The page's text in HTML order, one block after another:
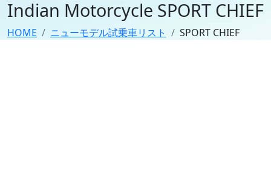
Indian Motorcycle SPORT CHIEF
HOME ニューモデル試乗車リスト SPORT CHIEF